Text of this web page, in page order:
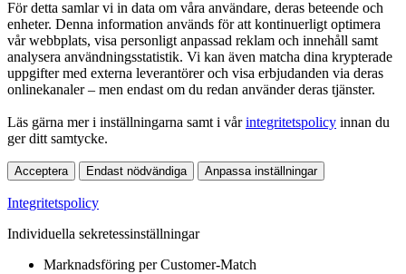
För detta samlar vi in data om våra användare, deras beteende och
enheter. Denna information används för att kontinuerligt optimera
vår webbplats, visa personligt anpassad reklam och innehåll samt
analysera användningsstatistik. Vi kan även matcha dina krypterade
uppgifter med externa leverantörer och visa erbjudanden via deras
onlinekanaler – men endast om du redan använder deras tjänster.
Läs gärna mer i inställningarna samt i vårintegritetspolicy innan du
ger ditt samtycke.
Acceptera Endast nödvändiga Anpassa inställningar
Integritetspolicy
Individuella sekretessinställningar
Marknadsföring per Customer-Match